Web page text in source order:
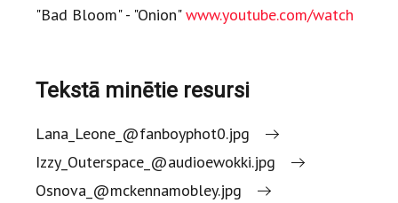
"Bad Bloom" - "Onion"www.youtube.com/watch
Tekstā minētie resursi
Lana_Leone_@fanboyphot0.jpg
Izzy_Outerspace_@audioewokki.jpg
Osnova_@mckennamobley.jpg